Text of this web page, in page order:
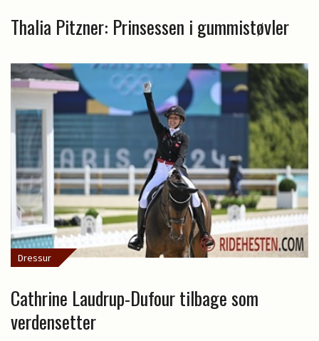
Thalia Pitzner: Prinsessen i gummistøvler
Dressur
Cathrine Laudrup-Dufour tilbage som
verdensetter